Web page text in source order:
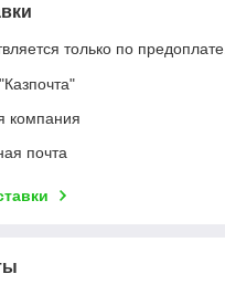
только по предоплате.
компания
почта